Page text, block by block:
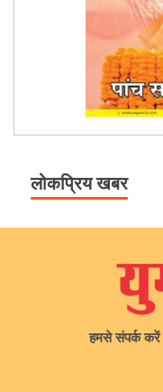
लोकप्रिय खबर
हमसे संपर्क करें